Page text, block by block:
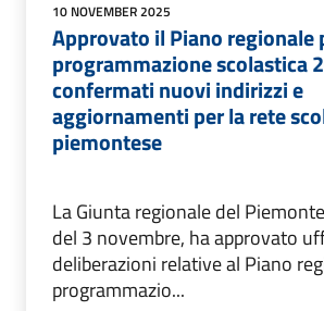
10 NOVEMBER 2025
Approvato il Piano regionale
programmazione scolastica
confermati nuovi indirizzi e
aggiornamenti per la rete
piemontese
La Giunta regionale del
del 3 novembre, ha approvato
deliberazioni relative al Piano
programmazio...